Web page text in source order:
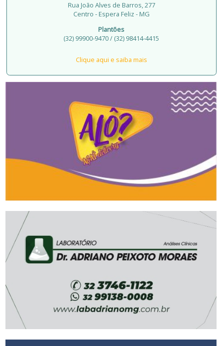
Rua João Alves de Barros, 277
Centro - Espera Feliz - MG
Plantões
(32) 99900-9470 / (32) 98414-4415
Clique aqui e saiba mais